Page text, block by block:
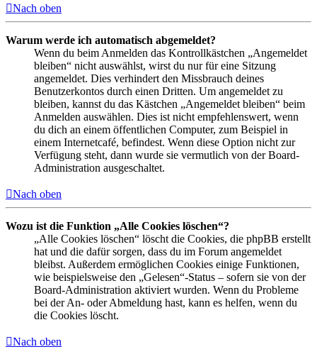
Nach oben
Warum werde ich automatisch abgemeldet?
Wenn du beim Anmelden das Kontrollkästchen „Angemeldet
bleiben“ nicht auswählst, wirst du nur für eine Sitzung
angemeldet. Dies verhindert den Missbrauch deines
Benutzerkontos durch einen Dritten. Um angemeldet zu
bleiben, kannst du das Kästchen „Angemeldet bleiben“ beim
Anmelden auswählen. Dies ist nicht empfehlenswert, wenn
du dich an einem öffentlichen Computer, zum Beispiel in
einem Internetcafé, befindest. Wenn diese Option nicht zur
Verfügung steht, dann wurde sie vermutlich von der Board-
Administration ausgeschaltet.
Nach oben
Wozu ist die Funktion „Alle Cookies löschen“?
„Alle Cookies löschen“ löscht die Cookies, die phpBB erstellt
hat und die dafür sorgen, dass du im Forum angemeldet
bleibst. Außerdem ermöglichen Cookies einige Funktionen,
wie beispielsweise den „Gelesen“-Status – sofern sie von der
Board-Administration aktiviert wurden. Wenn du Probleme
bei der An- oder Abmeldung hast, kann es helfen, wenn du
die Cookies löscht.
Nach oben